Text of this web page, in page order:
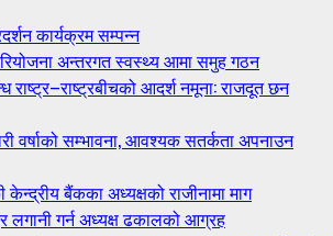
कार्यक्रम सम्पन्न
अन्तरगत स्वस्थ्य आमा समुह गठन
राष्ट्र–राष्ट्रबीचको आदर्श नमूना: राजदूत छन
वर्षाको सम्भावना, आवश्यक सतर्कता अपनाउन
केन्द्रीय बैंकका अध्यक्षको राजीनामा माग
लगानी गर्न अध्यक्ष ढकालको आग्रह